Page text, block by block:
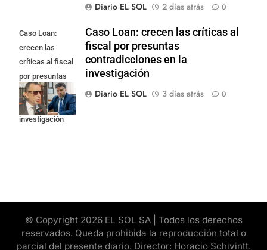
Diario EL SOL
2 días atrás 0
Caso Loan:
crecen las
críticas al fiscal
por presuntas
contradicciones
en la
investigación
Caso Loan: crecen las críticas al
fiscal por presuntas
contradicciones en la
investigación
Diario EL SOL
3 días atrás 0
© Copyright 2026 EL SOL SA | Todos los derechos
reservados. Queda prohibida la reproducción total o
parcial del presente diario. Director: Horacio Schivintt.